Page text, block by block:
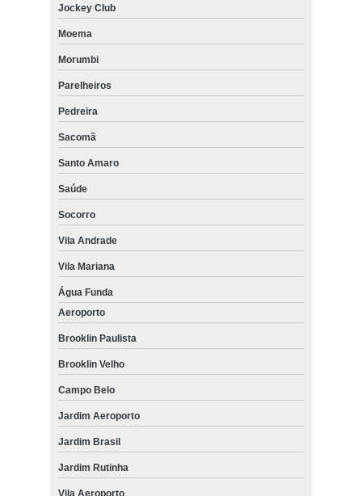
Jockey Club
Moema
Morumbi
Parelheiros
Pedreira
Sacomã
Santo Amaro
Saúde
Socorro
Vila Andrade
Vila Mariana
Água Funda
Aeroporto
Brooklin Paulista
Brooklin Velho
Campo Belo
Jardim Aeroporto
Jardim Brasil
Jardim Rutinha
Vila Aeroporto